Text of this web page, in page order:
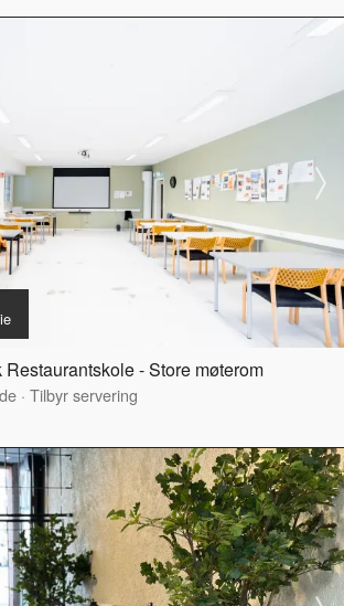
- Store møterom
· Tilbyr servering